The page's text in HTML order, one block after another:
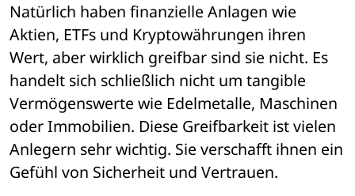
Natürlich haben finanzielle Anlagen wie
Aktien, ETFs und Kryptowährungen ihren
Wert, aber wirklich greifbar sind sie nicht. Es
handelt sich schließlich nicht um tangible
Vermögenswerte wie Edelmetalle, Maschinen
oder Immobilien. Diese Greifbarkeit ist vielen
Anlegern sehr wichtig. Sie verschafft ihnen ein
Gefühl von Sicherheit und Vertrauen.